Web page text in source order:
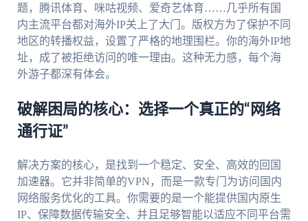
题，腾讯体育、咪咕视频、爱奇艺体育……几乎所有国
内主流平台都对海外IP关上了大门。版权方为了保护不同
地区的转播权益，设置了严格的地理围栏。你的海外IP地
址，成了被拒绝访问的唯一理由。这种无力感，每个海
外游子都深有体会。
破解困局的核心：选择一个真正的“网络
通行证”
解决方案的核心，是找到一个稳定、安全、高效的回国
加速器。它并非简单的VPN，而是一款专门为访问国内
网络服务优化的工具。你需要的是一个能提供国内原生
IP、保障数据传输安全、并且足够智能以适应不同平台需